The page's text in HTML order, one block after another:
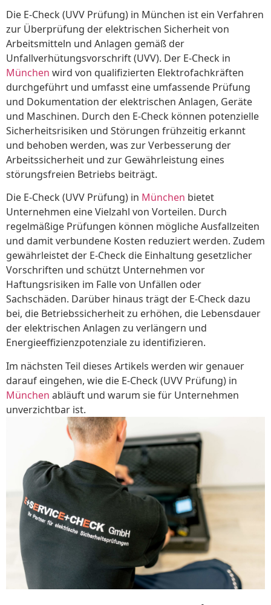
Die E-Check (UVV Prüfung) in München ist ein Verfahren
zur Überprüfung der elektrischen Sicherheit von
Arbeitsmitteln und Anlagen gemäß der
Unfallverhütungsvorschrift (UVV). Der E-Check in
München wird von qualifizierten Elektrofachkräften
durchgeführt und umfasst eine umfassende Prüfung
und Dokumentation der elektrischen Anlagen, Geräte
und Maschinen. Durch den E-Check können potenzielle
Sicherheitsrisiken und Störungen frühzeitig erkannt
und behoben werden, was zur Verbesserung der
Arbeitssicherheit und zur Gewährleistung eines
störungsfreien Betriebs beiträgt.
Die E-Check (UVV Prüfung) in München bietet
Unternehmen eine Vielzahl von Vorteilen. Durch
regelmäßige Prüfungen können mögliche Ausfallzeiten
und damit verbundene Kosten reduziert werden. Zudem
gewährleistet der E-Check die Einhaltung gesetzlicher
Vorschriften und schützt Unternehmen vor
Haftungsrisiken im Falle von Unfällen oder
Sachschäden. Darüber hinaus trägt der E-Check dazu
bei, die Betriebssicherheit zu erhöhen, die Lebensdauer
der elektrischen Anlagen zu verlängern und
Energieeffizienzpotenziale zu identifizieren.
Im nächsten Teil dieses Artikels werden wir genauer
darauf eingehen, wie die E-Check (UVV Prüfung) in
München abläuft und warum sie für Unternehmen
unverzichtbar ist.